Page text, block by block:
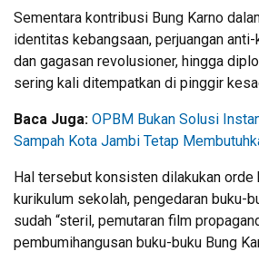
Sementara kontribusi Bung Karno
identitas kebangsaan, perjuangan
dan gagasan revolusioner, hingga
sering kali ditempatkan di pinggir
Baca Juga: OPBM Bukan Solusi
Sampah Kota Jambi Tetap
Hal tersebut konsisten dilakukan orde
kurikulum sekolah, pengedaran buku-
sudah “steril, pemutaran film
pembumihangusan buku-buku Bung